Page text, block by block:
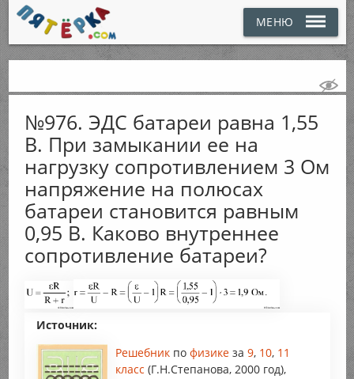
МЕНЮ
№976. ЭДС батареи равна 1,55
В. При замыкании ее на
нагрузку сопротивлением 3 Ом
напряжение на полюсах
батареи становится равным
0,95 В. Каково внутреннее
сопротивление батареи?
Источник:
Решебник по физике за 9, 10, 11
класс (Г.Н.Степанова, 2000 год),